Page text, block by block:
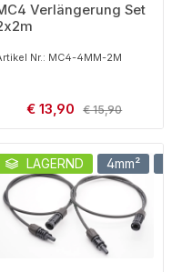
Verlängerung Set
Nr.: MC4-4MM-2M
Verkaufspreis:
€ 13,90 Regulärer Preis:
€ 15,90
LAGERND 4mm²